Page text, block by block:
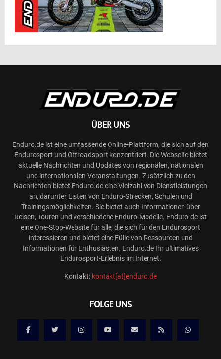
ÜBER UNS
Enduro.de ist eine umfassende Online-Plattform, die sich auf den
Endurosport und Offroadsport konzentriert. Die Webseite bietet
aktuelle Nachrichten und Updates von regionalen, nationalen
und internationalen Veranstaltungen. Zusätzlich zu den
Nachrichten bietet Enduro.de eine Vielzahl von Dienstleistungen
an, darunter Listen von Enduro-Strecken, Schulen und
Trainingsmöglichkeiten. Sie bietet auch Informationen über
Reisen, Touren und verschiedene Enduro-Modelle. Enduro.de ist
eine One-Stop-Website für alle, die sich für den Endurosport
interessieren und bietet eine Fülle von Ressourcen und
Informationen für Enthusiasten. Enduro.de Ihr ultimatives
Endurosport-Erlebnis im Internet.
Kontakt: kontakt[at]enduro.de
FOLGE UNS